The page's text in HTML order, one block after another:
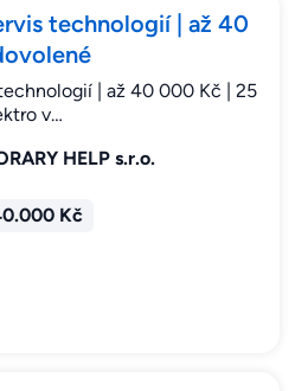
technologií | až 40
technologií | až 40 000 Kč | 25
v…
HELP s.r.o.
Kč